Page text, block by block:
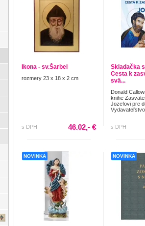
Ikona - sv.Šarbel
rozmery 23 x 18 x 2 cm
s DPH 46.02,- €
Skladačka
Cesta k
svä...
Donald
knihe
Jozefovi pre
s DPH
NOVINKA NOVINKA